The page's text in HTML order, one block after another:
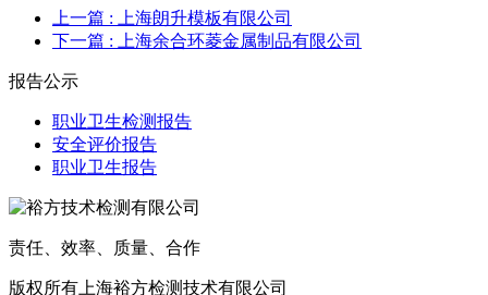
上一篇 : 上海朗升模板有限公司
下一篇 : 上海余合环菱金属制品有限公司
报告公示
职业卫生检测报告
安全评价报告
职业卫生报告
责任、效率、质量、合作
版权所有上海裕方检测技术有限公司